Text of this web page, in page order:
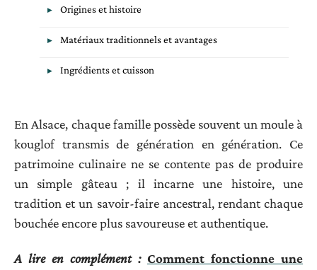
Origines et histoire
Matériaux traditionnels et avantages
Ingrédients et cuisson
En Alsace, chaque famille possède souvent un moule à
kouglof transmis de génération en génération. Ce
patrimoine culinaire ne se contente pas de produire
un simple gâteau ; il incarne une histoire, une
tradition et un savoir-faire ancestral, rendant chaque
bouchée encore plus savoureuse et authentique.
A lire en complément : Comment fonctionne une